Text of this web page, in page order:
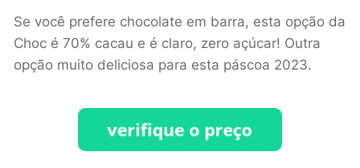
Se você prefere chocolate em barra, esta opção da
Choc é 70% cacau e é claro, zero açúcar! Outra
opção muito deliciosa para esta páscoa 2023.